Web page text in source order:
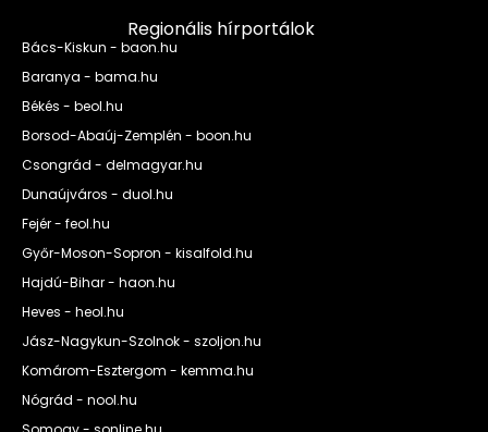
Regionális hírportálok
Bács-Kiskun - baon.hu
Baranya - bama.hu
Békés - beol.hu
Borsod-Abaúj-Zemplén - boon.hu
Csongrád - delmagyar.hu
Dunaújváros - duol.hu
Fejér - feol.hu
Győr-Moson-Sopron - kisalfold.hu
Hajdú-Bihar - haon.hu
Heves - heol.hu
Jász-Nagykun-Szolnok - szoljon.hu
Komárom-Esztergom - kemma.hu
Nógrád - nool.hu